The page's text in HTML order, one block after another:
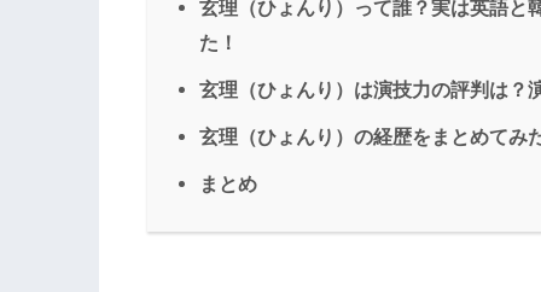
玄理（ひょんり）って誰？実は英語と
た！
玄理（ひょんり）は演技力の評判は？
玄理（ひょんり）の経歴をまとめてみ
まとめ